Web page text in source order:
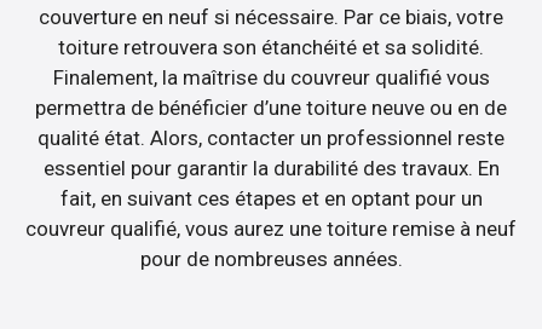
couverture en neuf si nécessaire. Par ce biais, votre
toiture retrouvera son étanchéité et sa solidité.
Finalement, la maîtrise du couvreur qualifié vous
permettra de bénéficier d’une toiture neuve ou en de
qualité état. Alors, contacter un professionnel reste
essentiel pour garantir la durabilité des travaux. En
fait, en suivant ces étapes et en optant pour un
couvreur qualifié, vous aurez une toiture remise à neuf
pour de nombreuses années.